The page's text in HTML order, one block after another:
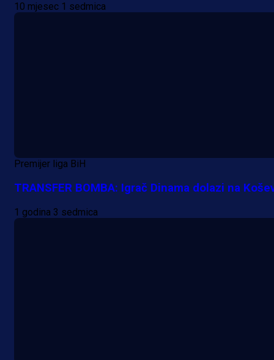
10 mjesec 1 sedmica
Premijer liga BiH
TRANSFER BOMBA: Igrač Dinama dolazi na
1 godina 3 sedmica